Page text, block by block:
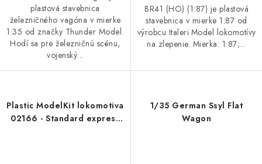
plastová stavebnica
železničného vagóna v mierke
1:35 od značky Thunder Model.
Hodí sa pre železničnú scénu,
vojenský...
BR41 (HO) (1:87) je plastová
stavebnica v mierke 1:87 od
výrobcu Italeri.Model lokomotívy
na zlepenie. Mierka: 1:87;...
Plastic ModelKit lokomotiva
02166 - Standard express
1/35 German Ssyl Flat
Wagon